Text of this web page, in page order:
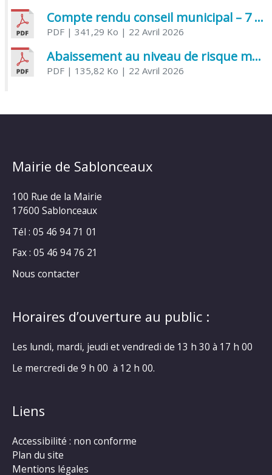
Compte rendu conseil municipal – 7 avril 2026
PDF| 341,29 Ko | 22 Avril 2026
Abaissement au niveau de risque modéré de l’Influenza aviaire
PDF| 135,82 Ko | 22 Avril 2026
Mairie de Sablonceaux
100 Rue de la Mairie
17600 Sablonceaux
Tél : 05 46 94 71 01
Fax : 05 46 94 76 21
Nous contacter
Horaires d’ouverture au public :
Les lundi, mardi, jeudi et vendredi de 13 h 30 à 17 h 00
Le mercredi de 9 h 00 à 12 h 00.
Liens
Accessibilité : non conforme
Plan du site
Mentions légales